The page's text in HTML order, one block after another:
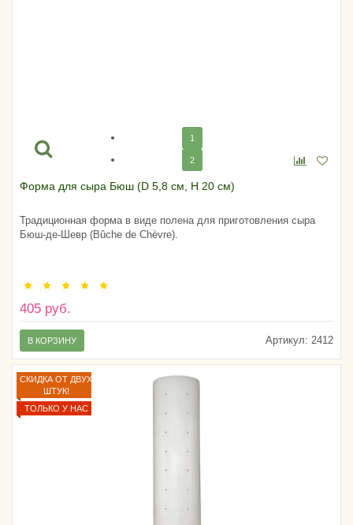
1
2
Форма для сыра Бюш (D 5,8 см, H 20 см)
Традиционная форма в виде полена для приготовления сыра
Бюш-де-Шевр (Bûche de Chèvre).
405 руб.
Артикул: 2412
В КОРЗИНУ
СКИДКА ОТ ДВУХ
ШТУК!
ТОЛЬКО У НАС